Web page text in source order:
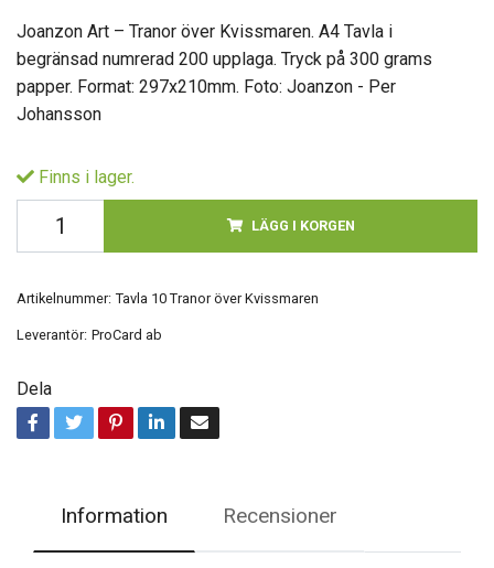
Joanzon Art – Tranor över Kvissmaren. A4 Tavla i
begränsad numrerad 200 upplaga. Tryck på 300 grams
papper. Format: 297x210mm. Foto: Joanzon - Per
Johansson
Finns i lager.
LÄGG I KORGEN
Artikelnummer: Tavla 10 Tranor över Kvissmaren
Leverantör: ProCard ab
Dela
Information Recensioner